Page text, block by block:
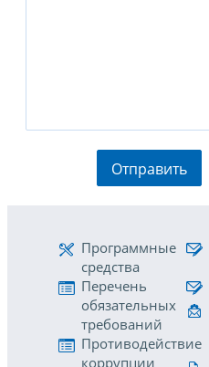
Отправить
Программные
средства
Перечень
обязательных
требований
Противодействие
коррупции